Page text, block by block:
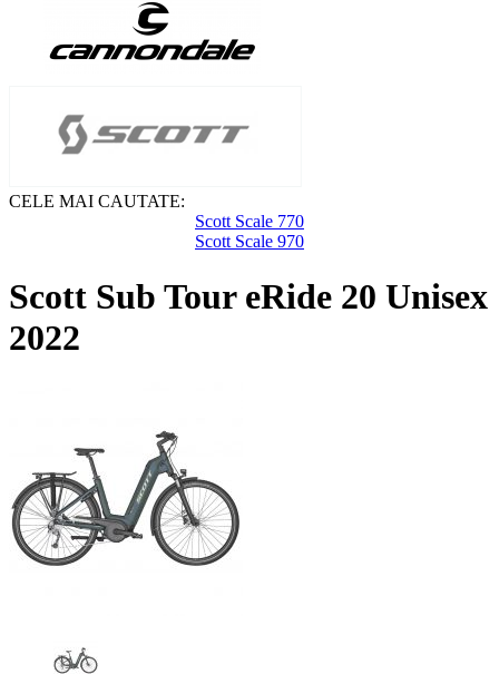
CELE MAI CAUTATE:
Scott Scale 770
Scott Scale 970
Scott Sub Tour eRide 20 Unisex
2022